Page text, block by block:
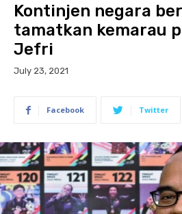
Kontinjen negara
tamatkan kemarau
Jefri
July 23, 2021
Facebook Twitter